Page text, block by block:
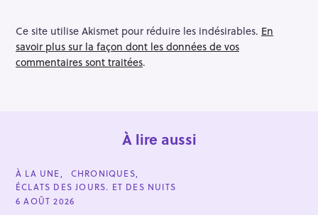
Ce site utilise Akismet pour réduire les indésirables. En
savoir plus sur la façon dont les données de vos
commentaires sont traitées.
À lire aussi
C
A
T
E
À LA UNE
CHRONIQUES
ÉCLATS DES JOURS. ET DES NUITS
6 AOÛT 2026